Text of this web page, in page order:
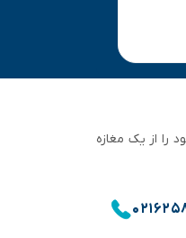
خود را از یک مغازه